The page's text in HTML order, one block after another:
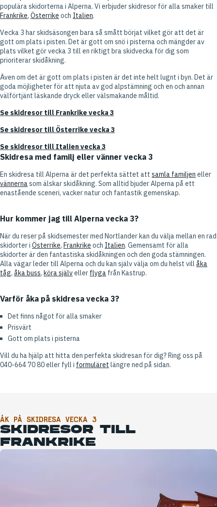
populära skidorterna i Alperna. Vi erbjuder skidresor för alla smaker till
Frankrike, Österrike och Italien.
Vecka 3 har skidsäsongen bara så smått börjat vilket gör att det är
gott om plats i pisten. Det är gott om snö i pisterna och mängder av
plats vilket gör vecka 3 till en riktigt bra skidvecka för dig som
prioriterar skidåkning.
Även om det är gott om plats i pisten är det inte helt lugnt i byn. Det är
goda möjligheter för att njuta av god alpstämning och en och annan
välförtjänt läskande dryck eller välsmakande måltid.
Se skidresor till Frankrike vecka 3
Se skidresor till Österrike vecka 3
Se skidresor till Italien vecka 3
Skidresa med familj eller vänner vecka 3
En skidresa till Alperna är det perfekta sättet att samla familjen eller
vännernasom älskar skidåkning. Som alltid bjuder Alperna på ett
enastående sceneri, vacker natur och fantastik gemenskap.
Hur kommer jag till Alperna vecka 3?
När du reser på skidsemester med Nortlander kan du välja mellan en rad
skidorter i Österrike, Frankrike och Italien. Gemensamt för alla
skidorter är den fantastiska skidåkningen och den goda stämningen.
Alla vägar leder till Alperna och du kan själv välja om du helst vill åka
tåg, åka buss, köra själveller flyga från Kastrup.
Varför åka på skidresa vecka 3?
Det finns något för alla smaker
Prisvärt
Gott om plats i pisterna
Vill du ha hjälp att hitta den perfekta skidresan för dig? Ring oss på
040-664 70 80 eller fyll i formuläret längre ned på sidan.
ÅK PÅ SKIDRESA VECKA 3
SKIDRESOR TILL
FRANKRIKE